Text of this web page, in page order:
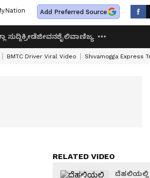
Add Preferred Source
ಸುದ್ದಿಕ್ರೀಡೆಜೀವನಶೈಲಿವಾಣಿಜ್ಯ
BMTC Driver Viral Video Shivamogga Express
RELATED VIDEO
ದೆಹಲಿಯಲ್ಲಿ